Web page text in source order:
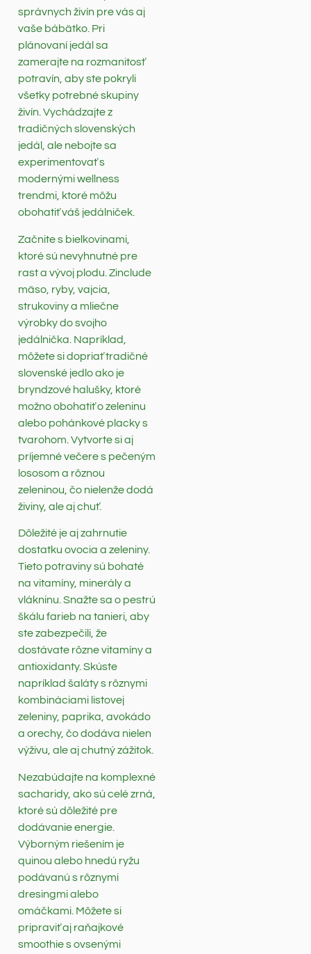
správnych živín pre vás aj
vaše bábätko. Pri
plánovaní jedál sa
zamerajte na rozmanitosť
potravín, aby ste pokryli
všetky potrebné skupiny
živín. Vychádzajte z
tradičných slovenských
jedál, ale nebojte sa
experimentovať s
modernými wellness
trendmi, ktoré môžu
obohatiť váš jedálniček.
Začnite s bielkovinami,
ktoré sú nevyhnutné pre
rast a vývoj plodu. Zinclude
mäso, ryby, vajcia,
strukoviny a mliečne
výrobky do svojho
jedálnička. Napríklad,
môžete si dopriať tradičné
slovenské jedlo ako je
bryndzové halušky, ktoré
možno obohatiť o zeleninu
alebo pohánkové placky s
tvarohom. Vytvorte si aj
príjemné večere s pečeným
lososom a rôznou
zeleninou, čo nielenže dodá
živiny, ale aj chuť.
Dôležité je aj zahrnutie
dostatku ovocia a zeleniny.
Tieto potraviny sú bohaté
na vitamíny, minerály a
vlákninu. Snažte sa o pestrú
škálu farieb na tanieri, aby
ste zabezpečili, že
dostávate rôzne vitamíny a
antioxidanty. Skúste
napríklad šaláty s rôznymi
kombináciami listovej
zeleniny, paprika, avokádo
a orechy, čo dodáva nielen
výživu, ale aj chutný zážitok.
Nezabúdajte na komplexné
sacharidy, ako sú celé zrná,
ktoré sú dôležité pre
dodávanie energie.
Výborným riešením je
quinou alebo hnedú ryžu
podávanú s rôznymi
dresingmi alebo
omáčkami. Môžete si
pripraviť aj raňajkové
smoothie s ovsenými